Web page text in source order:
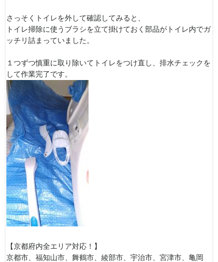
さっそくトイレを外して確認してみると、
トイレ掃除に使うブラシを立て掛けておく部品がトイレ内でガ
ッチリ詰まっていました。
１つずつ慎重に取り除いてトイレをつけ直し、排水チェックを
して作業完了です。
【京都府内全エリア対応！】
京都市、福知山市、舞鶴市、綾部市、宇治市、宮津市、亀岡